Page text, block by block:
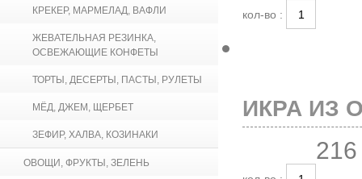
КРЕКЕР, МАРМЕЛАД, ВАФЛИ
ЖЕВАТЕЛЬНАЯ РЕЗИНКА,
ОСВЕЖАЮЩИЕ КОНФЕТЫ
ТОРТЫ, ДЕСЕРТЫ, ПАСТЫ, РУЛЕТЫ
МЁД, ДЖЕМ, ЩЕРБЕТ
ЗЕФИР, ХАЛВА, КОЗИНАКИ
ОВОЩИ, ФРУКТЫ, ЗЕЛЕНЬ
кол-во :
ИКРА ИЗ